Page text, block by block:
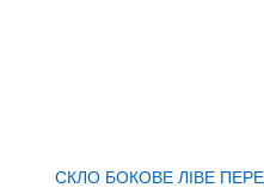
СКЛО БОКОВЕ ЛІВЕ